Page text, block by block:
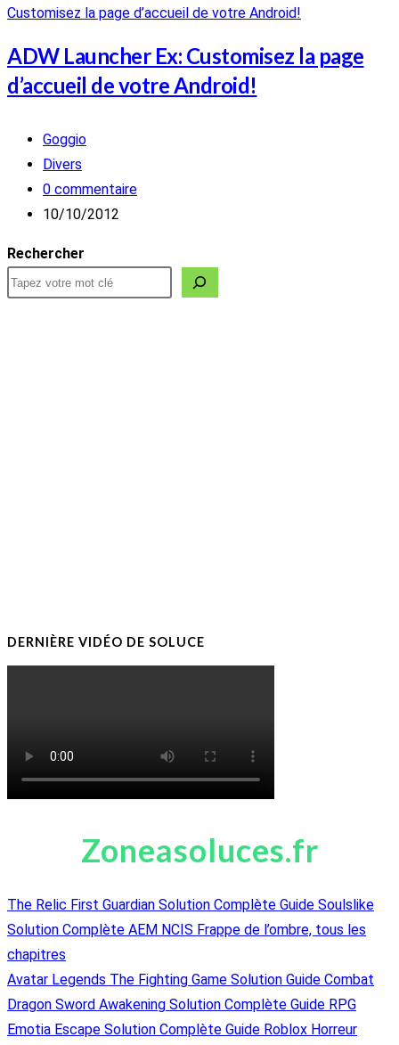
ADW Launcher Ex: Customisez la page
d’accueil de votre Android!
Auteur/autrice
de
la
publication :
Goggio
Post
category:
Divers
Commentaires
de
publication :
0 commentaire
Publication
10/10/2012
Rechercher
DERNIÈRE VIDÉO DE SOLUCE
Zoneasoluces.fr
The Relic First Guardian Solution Complète Guide Soulslike
Solution Complète AEM NCIS Frappe de l’ombre, tous les
chapitres
Avatar Legends The Fighting Game Solution Guide Combat
Dragon Sword Awakening Solution Complète Guide RPG
Emotia Escape Solution Complète Guide Roblox Horreur